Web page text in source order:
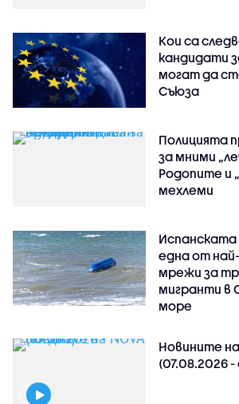
Кои са
кандидати
могат да
Съюза
Полицията
за мними
Родопите и
мехлеми
Испанската
една от
мрежи за
мигранти в
море
Новините на
(07.08.2026